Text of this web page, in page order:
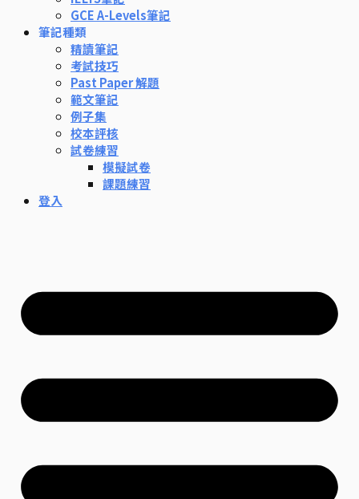
GCE A-Levels筆記
筆記種類
精讀筆記
考試技巧
Past Paper 解題
範文筆記
例子集
校本評核
試卷練習
模擬試卷
課題練習
登入